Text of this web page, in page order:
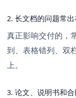
2. 长文档的问题常
真正影响交付的，
到、表格错列、双
上。
3. 论文、说明书和